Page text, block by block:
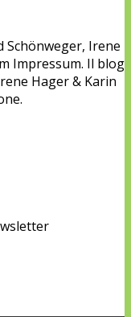
Schönweger, Irene
Impressum. Il blog
Hager & Karin